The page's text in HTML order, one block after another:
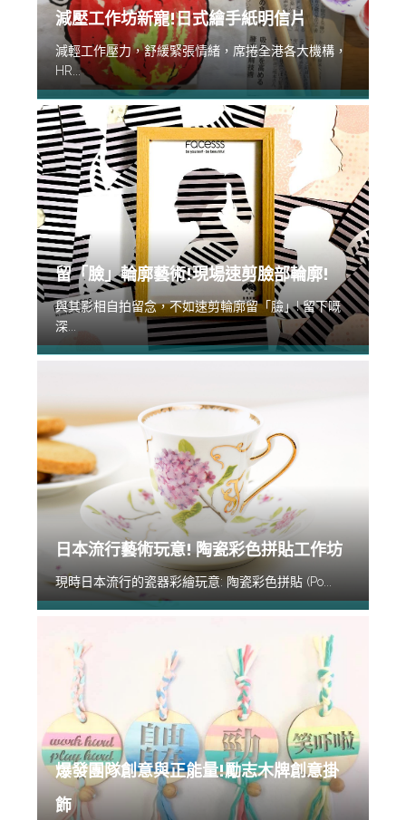
減壓工作坊新寵!日式繪手紙明信片
減輕工作壓力，舒緩緊張情緒，席捲全港各大機構，
HR...
留「臉」輪廓藝術!現場速剪臉部輪廓!
與其影相自拍留念，不如速剪輪廓留「臉」! 留下嘅
深...
日本流行藝術玩意! 陶瓷彩色拼貼工作坊
現時日本流行的瓷器彩繪玩意: 陶瓷彩色拼貼 (Po...
爆發團隊創意與正能量!勵志木牌創意掛
飾